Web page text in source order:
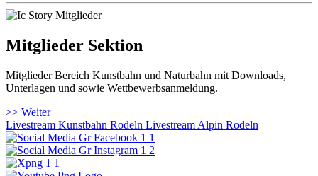
Mitglieder Sektion
Mitglieder Bereich Kunstbahn und Naturbahn mit Downloads,
Unterlagen und sowie Wettbewerbsanmeldung.
>> Weiter
Livestream Kunstbahn Rodeln Livestream Alpin Rodeln